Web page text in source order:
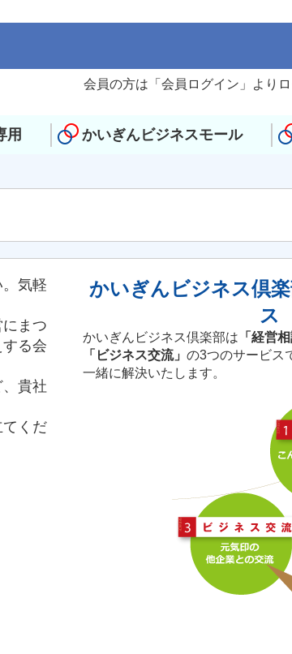
会員の方は「会員ログイン」より
用 かいぎんビジネスモール
かいぎんビジネス倶
ス
かいぎんビジネス倶楽部は 「経営
「ビジネス交流」 の3つのサービス
一緒に解決いたします。
気軽
まつ
る会
貴社
くだ